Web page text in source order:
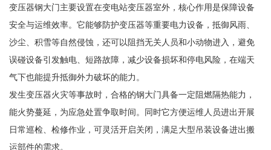
变压器钢大门主要设置在变电站变压器室外，核心作用是保障设备
安全与运维效率。它能够防护变压器等重要电力设备，抵御风雨、
沙尘、积雪等自然侵蚀，还可以阻挡无关人员和小动物进入，避免
误碰设备引发触电、短路故障，减少设备损坏和停电风险，在端天
气下也能提升抵御外力破坏的能力。
发生变压器火灾等事故时，合格的钢大门具备一定阻燃隔热能力，
能火势蔓延，为应急处置争取时间。同时它方便运维人员进出开展
日常巡检、检修作业，可灵活开启关闭，满足大型吊装设备进出搬
运部件的需求。